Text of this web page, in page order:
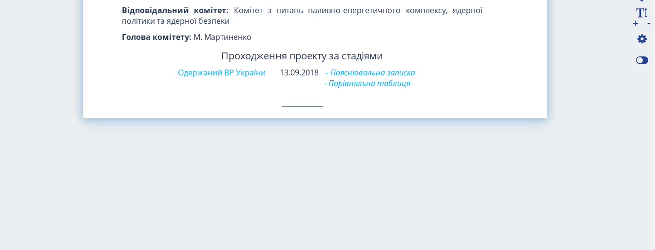
Відповідальний комітет: Комітет з питань паливно-енергетичного комплексу, ядерної
політики та ядерної безпеки
Голова комітету: М. Мартиненко
Проходження проекту за стадіями
Одержаний ВР України 13.09.2018
- Пояснювальна записка
- Порівняльна таблиця
-
+